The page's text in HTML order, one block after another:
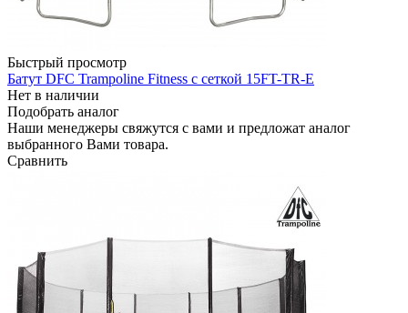
Быстрый просмотр
Батут DFC Trampoline Fitness с сеткой 15FT-TR-E
Нет в наличии
Подобрать аналог
Наши менеджеры свяжутся с вами и предложат аналог
выбранного Вами товара.
Сравнить